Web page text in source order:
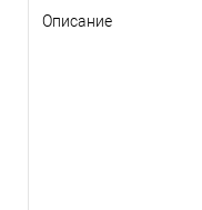
Описание